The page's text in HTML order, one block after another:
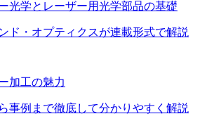
光学とレーザー用光学部品の基礎
ド・オプティクスが連載形式で解説
加工の魅力
事例まで徹底して分かりやすく解説